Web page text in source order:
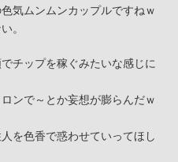
気ムンムンカップルですねｗ
。
チップを稼ぐみたいな感じに
ンで～とか妄想が膨らんだｗ
を色香で惑わせていってほし